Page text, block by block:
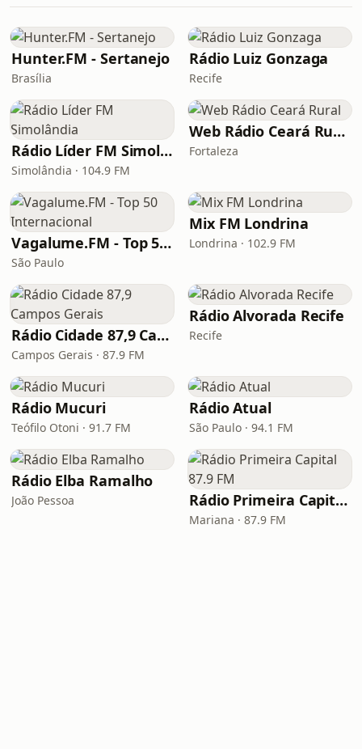
Hunter.FM - Sertanejo
Brasília
Rádio Luiz Gonzaga
Recife
Rádio Líder FM Simolândia
Simolândia · 104.9 FM
Web Rádio Ceará Rural
Fortaleza
Vagalume.FM - Top 50 Internacional
São Paulo
Mix FM Londrina
Londrina · 102.9 FM
Rádio Cidade 87,9 Campos Gerais
Campos Gerais · 87.9 FM
Rádio Alvorada Recife
Recife
Rádio Mucuri
Teófilo Otoni · 91.7 FM
Rádio Atual
São Paulo · 94.1 FM
Rádio Elba Ramalho
João Pessoa Rádio Primeira Capital 87.9 FM
Mariana · 87.9 FM